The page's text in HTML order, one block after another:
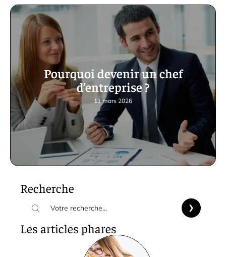
Pourquoi devenir un chef
d’entreprise ?
11 mars 2026
Recherche
Les articles phares